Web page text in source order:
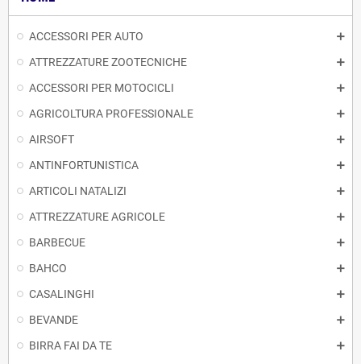
ACCESSORI PER AUTO
ATTREZZATURE ZOOTECNICHE
ACCESSORI PER MOTOCICLI
AGRICOLTURA PROFESSIONALE
AIRSOFT
ANTINFORTUNISTICA
ARTICOLI NATALIZI
ATTREZZATURE AGRICOLE
BARBECUE
BAHCO
CASALINGHI
BEVANDE
BIRRA FAI DA TE